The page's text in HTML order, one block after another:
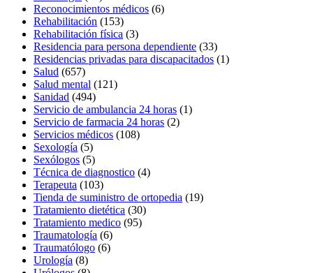
Reconocimientos médicos (6)
Rehabilitación (153)
Rehabilitación física (3)
Residencia para persona dependiente (33)
Residencias privadas para discapacitados (1)
Salud (657)
Salud mental (121)
Sanidad (494)
Servicio de ambulancia 24 horas (1)
Servicio de farmacia 24 horas (2)
Servicios médicos (108)
Sexología (5)
Sexólogos (5)
Técnica de diagnostico (4)
Terapeuta (103)
Tienda de suministro de ortopedia (19)
Tratamiento dietética (30)
Tratamiento medico (95)
Traumatología (6)
Traumatólogo (6)
Urología (8)